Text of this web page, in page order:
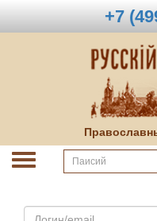
+7
Email